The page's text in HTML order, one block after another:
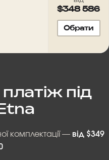
$348 586
Обрати
під
комплектації — від $349